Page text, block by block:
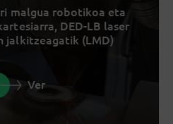
malgua robotikoa eta
DED-LB laser
jalkitzeagatik (LMD)
Ver